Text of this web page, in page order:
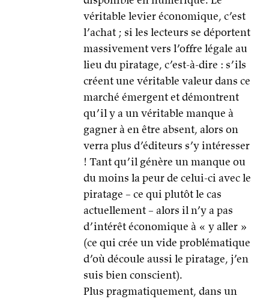
véritable levier économique, c’est
l’achat ; si les lecteurs se déportent
massivement vers l’offre légale au
lieu du piratage, c’est-à-dire : s’ils
créent une véritable valeur dans ce
marché émergent et démontrent
qu’il y a un véritable manque à
gagner à en être absent, alors on
verra plus d’éditeurs s’y intéresser
! Tant qu’il génère un manque ou
du moins la peur de celui-ci avec le
piratage – ce qui plutôt le cas
actuellement – alors il n’y a pas
d’intérêt économique à « y aller »
(ce qui crée un vide problématique
d’où découle aussi le piratage, j’en
suis bien conscient).
Plus pragmatiquement, dans un